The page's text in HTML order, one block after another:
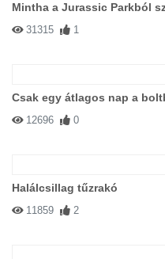
Mintha a Jurassic Parkból
31315 1
Csak egy átlagos nap a
12696 0
Halálcsillag tűzrakó
11859 2